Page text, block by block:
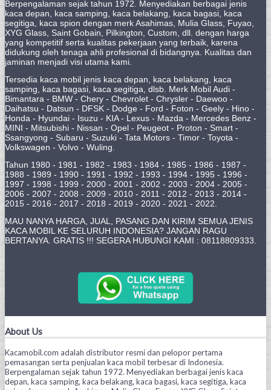
Berpengalaman sejak tahun 1972. Menyediakan berbagai jenis
kaca depan, kaca samping, kaca belakang, kaca bagasi, kaca
segitiga, kaca spion dengan merk Asahimas, Mulia Glass, Fuyao,
XYG Glass, Saint Gobain, Pilkington, Custom, dll. dengan harga
yang kompetitif serta kualitas pekerjaan yang terbaik, karena
didukung oleh tenaga ahli profesional di bidangnya. Kualitas dan
jaminan menjadi visi utama kami.
Tersedia kaca mobil jenis kaca depan, kaca belakang, kaca
samping, kaca bagasi, kaca segitiga, dlsb. Merk Mobil Audi -
Bimantara - BMW - Chery - Chevrolet - Chrysler - Daewoo -
Daihatsu - Datsun - DFSK - Dodge - Ford - Foton - Geely - Hino -
Honda - Hyundai - Isuzu - KIA - Lexus - Mazda - Mercedes Benz -
MINI - Mitsubishi - Nissan - Opel - Peugeot - Proton - Smart -
Ssangyong - Subaru - Suzuki - Tata Motors - Timor - Toyota -
Volkswagen - Volvo - Wuling.
Tahun 1980 - 1981 - 1982 - 1983 - 1984 - 1985 - 1986 - 1987 -
1988 - 1989 - 1990 - 1991 - 1992 - 1993 - 1994 - 1995 - 1996 -
1997 - 1998 - 1999 - 2000 - 2001 - 2002 - 2003 - 2004 - 2005 -
2006 - 2007 - 2008 - 2009 - 2010 - 2011 - 2012 - 2013 - 2014 -
2015 - 2016 - 2017 - 2018 - 2019 - 2020 - 2021 - 2022.
MAU NANYA HARGA, JUAL, PASANG DAN KIRIM SEMUA JENIS
KACA MOBIL KE SELURUH INDONESIA? JANGAN RAGU
BERTANYA. GRATIS !!! SEGERA HUBUNGI KAMI : 08118809333.
About Us
Kacamobil.com adalah distributor resmi dan pelopor pertama
pemasangan serta penjualan kaca mobil terbesar di Indonesia.
Berpengalaman sejak tahun 1972. Menyediakan berbagai jenis kaca
depan, kaca samping, kaca belakang, kaca bagasi, kaca segitiga, kaca